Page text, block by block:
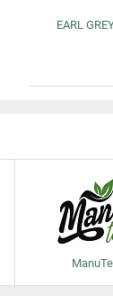
EARL